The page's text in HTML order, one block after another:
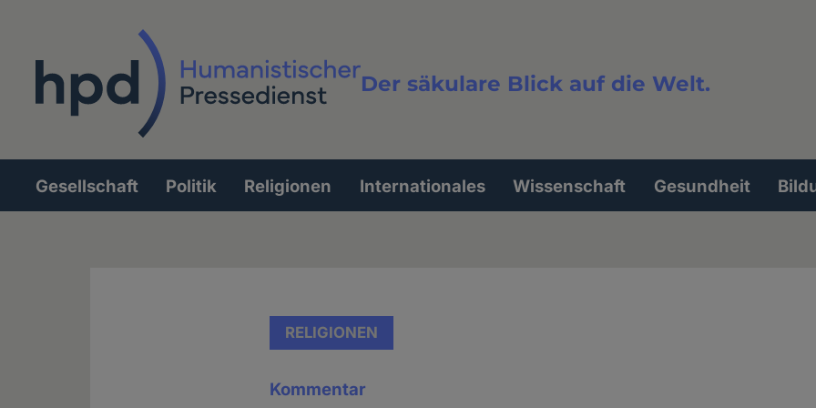
Der säkulare Blick auf die Welt.
Volltextsuche
Hauptnavigation
Gesellschaft Politik Religionen Internationales Wissenschaft Gesundheit
RELIGIONEN
Kommentar